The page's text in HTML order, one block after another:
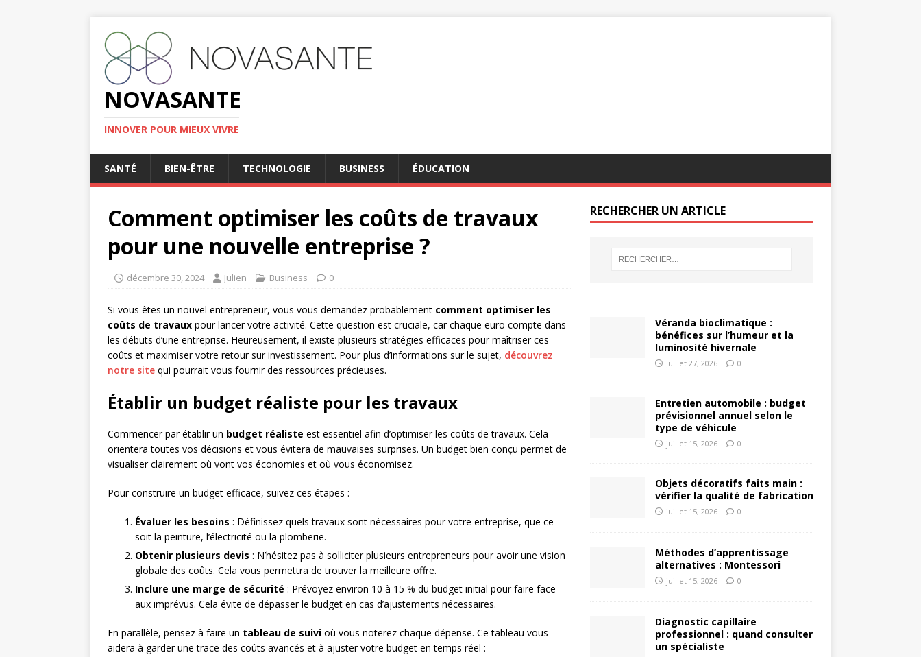
NOVASANTE
INNOVER POUR MIEUX VIVRE
SANTÉ BIEN-ÊTRE TECHNOLOGIE BUSINESS ÉDUCATION
Comment optimiser les coûts de travaux
pour une nouvelle entreprise ?
décembre 30, 2024 Julien Business 0
Si vous êtes un nouvel entrepreneur, vous vous demandez probablement comment optimiser les
coûts de travaux pour lancer votre activité. Cette question est cruciale, car chaque euro compte dans
les débuts d’une entreprise. Heureusement, il existe plusieurs stratégies efficaces pour maîtriser ces
coûts et maximiser votre retour sur investissement. Pour plus d’informations sur le sujet, découvrez
notre site qui pourrait vous fournir des ressources précieuses.
Établir un budget réaliste pour les travaux
Commencer par établir un budget réaliste est essentiel afin d’optimiser les coûts de travaux. Cela
orientera toutes vos décisions et vous évitera de mauvaises surprises. Un budget bien conçu permet de
visualiser clairement où vont vos économies et où vous économisez.
Pour construire un budget efficace, suivez ces étapes :
Évaluer les besoins : Définissez quels travaux sont nécessaires pour votre entreprise, que ce
soit la peinture, l’électricité ou la plomberie.
Obtenir plusieurs devis : N’hésitez pas à solliciter plusieurs entrepreneurs pour avoir une vision
globale des coûts. Cela vous permettra de trouver la meilleure offre.
Inclure une marge de sécurité : Prévoyez environ 10 à 15 % du budget initial pour faire face
aux imprévus. Cela évite de dépasser le budget en cas d’ajustements nécessaires.
En parallèle, pensez à faire un tableau de suivi où vous noterez chaque dépense. Ce tableau vous
aidera à garder une trace des coûts avancés et à ajuster votre budget en temps réel :
RECHERCHER UN ARTICLE
Véranda bioclimatique :
bénéfices sur l’humeur et la
luminosité hivernale
juillet 27, 2026 0
Entretien automobile : budget
prévisionnel annuel selon le
type de véhicule
juillet 15, 2026 0
Objets décoratifs faits main :
vérifier la qualité de fabrication
juillet 15, 2026 0
Méthodes d’apprentissage
alternatives : Montessori
juillet 15, 2026 0
Diagnostic capillaire
professionnel : quand consulter
un spécialiste